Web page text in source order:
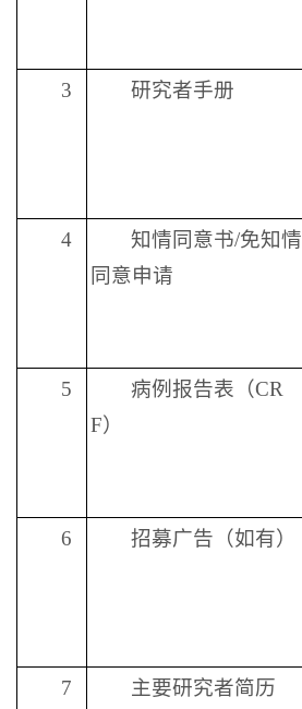
3
研究者手册
4
知情同意书/免知情
同意申请
5
病例报告表（CR
F）
6
招募广告（如有）
7
主要研究者简历